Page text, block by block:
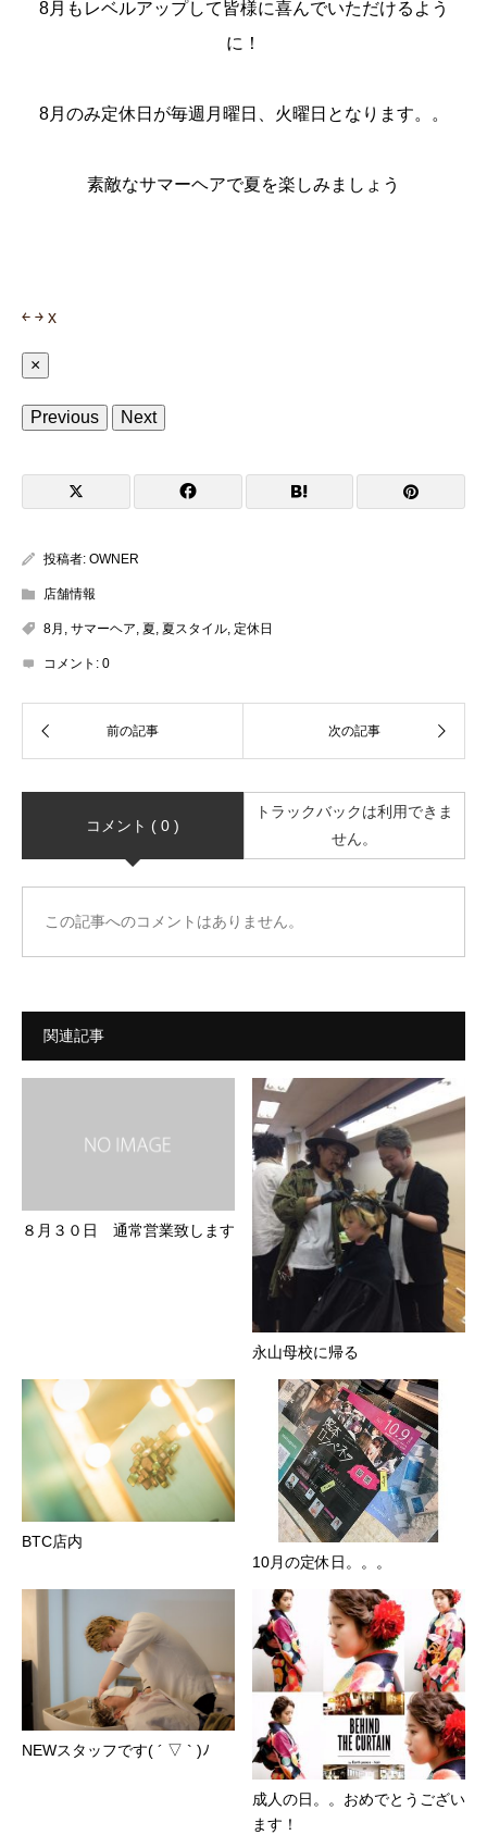
8月もレベルアップして皆様に喜んでいただけるよう
に！
8月のみ定休日が毎週月曜日、火曜日となります。。
素敵なサマーヘアで夏を楽しみましょう
￩ ￫ x
×
Previous Next
投稿者: OWNER
店舗情報
8月 , サマーヘア, 夏, 夏スタイル, 定休日
コメント: 0
コメント ( 0 )
トラックバックは利用できま
せん。
この記事へのコメントはありません。
関連記事
８月３０日 通常営業致します
永山母校に帰る
BTC店内
10月の定休日。。。
NEWスタッフです( ´ ▽ ` )ﾉ
成人の日。。おめでとうござい
ます！